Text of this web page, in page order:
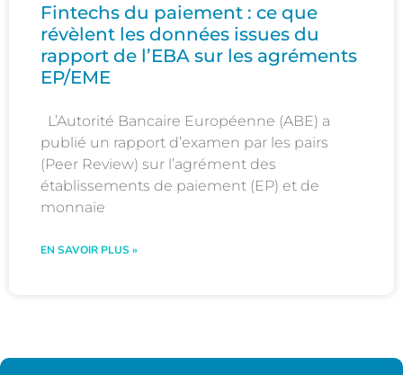
Fintechs du paiement : ce que
révèlent les données issues du
rapport de l’EBA sur les agréments
EP/EME
L’Autorité Bancaire Européenne (ABE) a
publié un rapport d’examen par les pairs
(Peer Review) sur l’agrément des
établissements de paiement (EP) et de
monnaie
EN SAVOIR PLUS »